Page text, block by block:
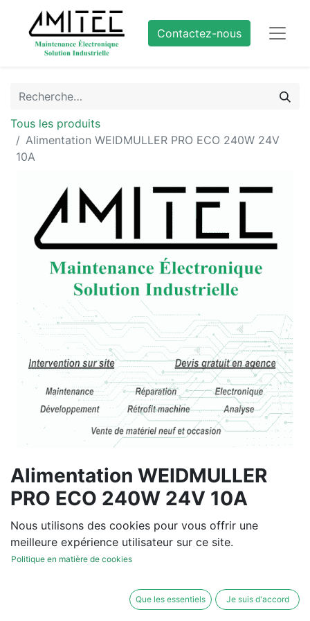
Contactez-nous
Tous les produits
Alimentation WEIDMULLER PRO ECO 240W 24V
10A
Alimentation WEIDMULLER
PRO ECO 240W 24V 10A
Vous souhaitez un devis de
réparation ou de vente, un
diagnostic sur site?
Contactez-nous
Nous utilisons des cookies pour vous offrir une
meilleure expérience utilisateur sur ce site.
Politique en matière de cookies
Que les essentiels Je suis d'accord